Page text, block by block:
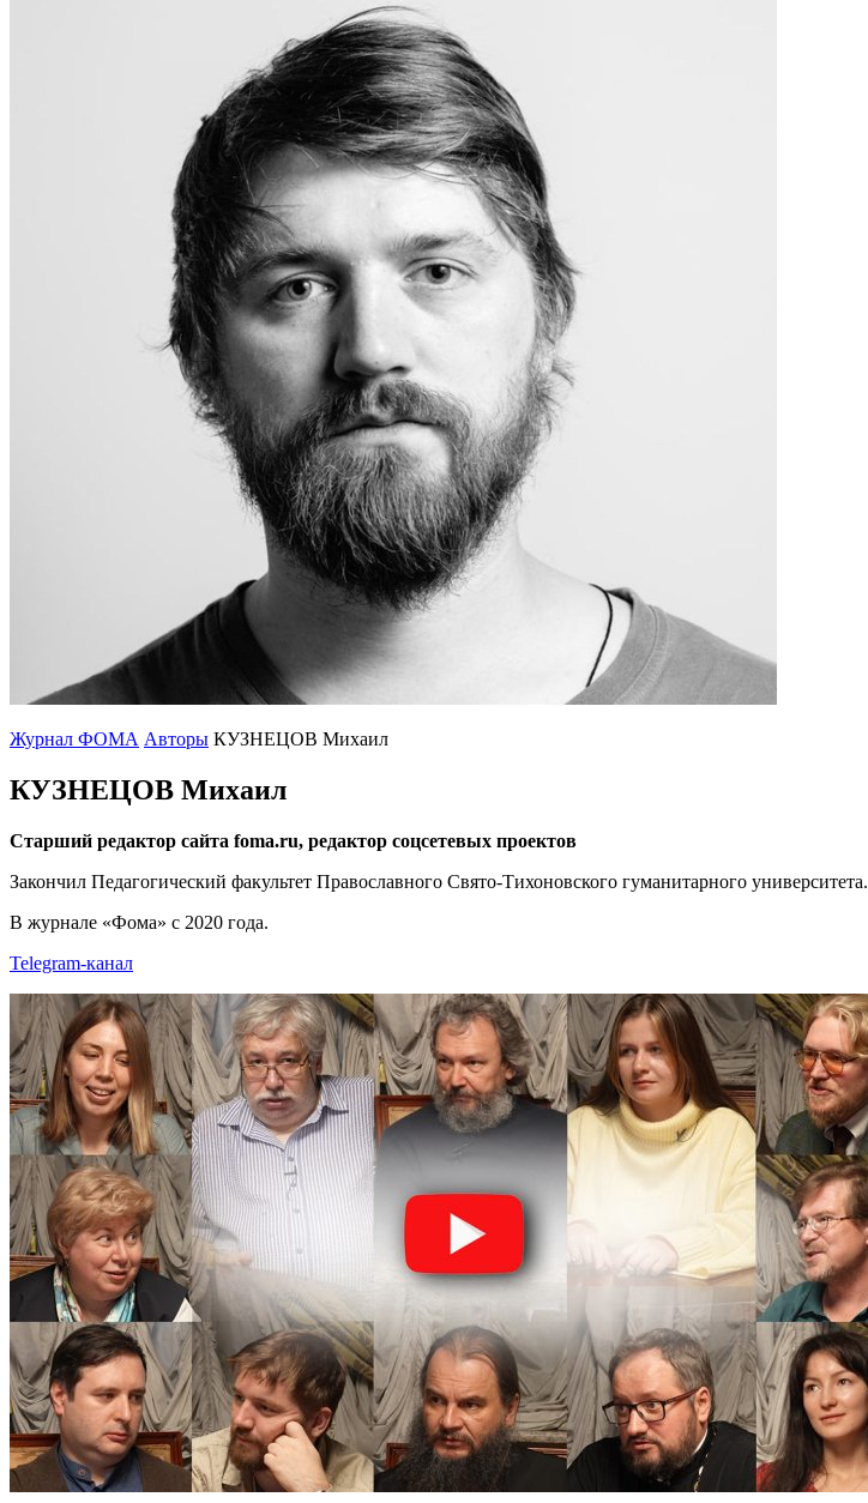
Журнал ФОМА Авторы КУЗНЕЦОВ Михаил
КУЗНЕЦОВ Михаил
Старший редактор сайта foma.ru, редактор соцсетевых проектов
Закончил Педагогический факультет Православного Свято-Тихоновского гуманитарного университета.
В журнале «Фома» с 2020 года.
Telegram-канал